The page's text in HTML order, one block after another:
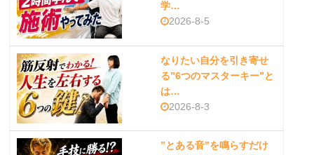
学…
2026-8-5
なりたい自分を引き寄せ
る”6つのマスターキー”と
は…
2026-8-3
”とある音”を鳴らすだけ